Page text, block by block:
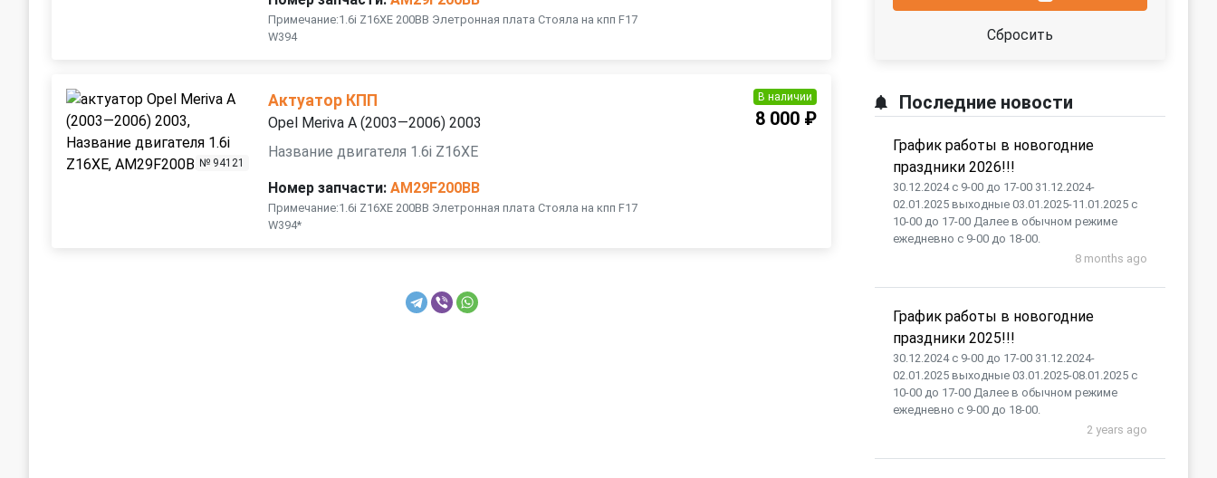
Примечание:1.6i Z16XE 200BB Элетронная плата Стояла на кпп F17
W394
№ 94121
Актуатор КПП
Opel Meriva A (2003—2006) 2003
Название двигателя 1.6i Z16XE
Номер запчасти: AM29F200BB
Примечание:1.6i Z16XE 200BB Элетронная плата Стояла на кпп F17
W394*
В наличии
8 000 ₽
Сбросить
Последние новости
График работы в новогодние
праздники 2026!!!
30.12.2024 с 9-00 до 17-00 31.12.2024-
02.01.2025 выходные 03.01.2025-11.01.2025 с
10-00 до 17-00 Далее в обычном режиме
ежедневно с 9-00 до 18-00.
8 months ago
График работы в новогодние
праздники 2025!!!
30.12.2024 с 9-00 до 17-00 31.12.2024-
02.01.2025 выходные 03.01.2025-08.01.2025 с
10-00 до 17-00 Далее в обычном режиме
ежедневно с 9-00 до 18-00.
2 years ago